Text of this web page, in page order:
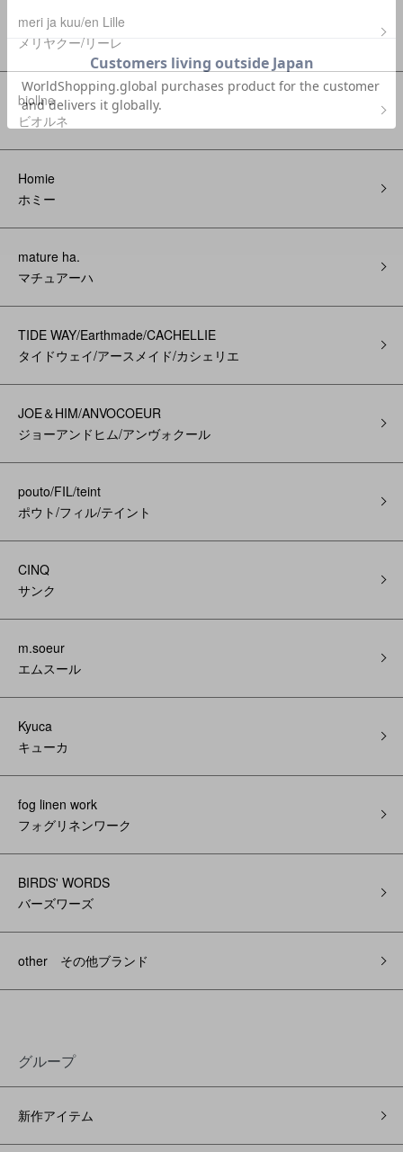
meri ja kuu/en Lille
メリヤクー/リーレ
biollne
ビオルネ
Homie
ホミー
mature ha.
マチュアーハ
TIDE WAY/Earthmade/CACHELLIE
タイドウェイ/アースメイド/カシェリエ
JOE＆HIM/ANVOCOEUR
ジョーアンドヒム/アンヴォクール
pouto/FIL/teint
ポウト/フィル/テイント
CINQ
サンク
m.soeur
エムスール
Kyuca
キューカ
fog linen work
フォグリネンワーク
BIRDS' WORDS
バーズワーズ
other その他ブランド
グループ
新作アイテム